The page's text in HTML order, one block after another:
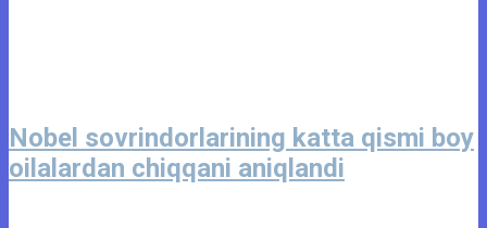
Nobel sovrindorlarining katta qismi boy
oilalardan chiqqani aniqlandi